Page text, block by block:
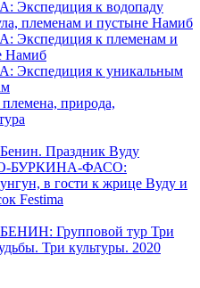
Экспедиция к водопаду
племенам и пустыне Намиб
Экспедиция к племенам и
Намиб
Экспедиция к уникальным
природа,
Праздник Вуду
БУРКИНА-ФАСО:
в гости к жрице Вуду и
Festima
Групповой тур Три
Три культуры. 2020